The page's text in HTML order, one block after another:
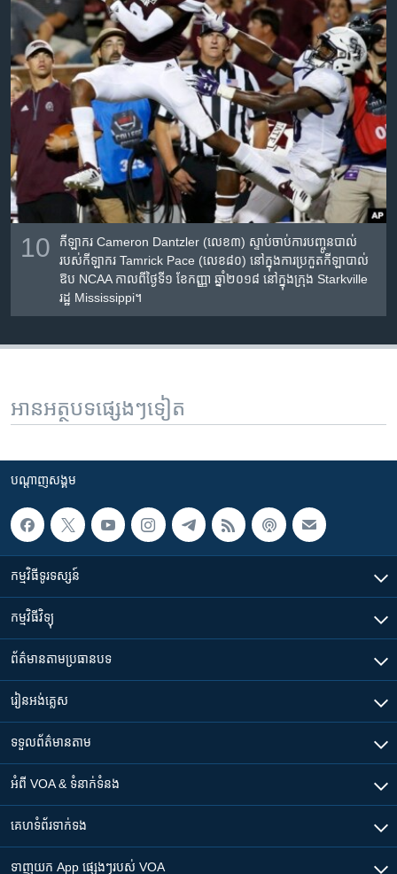
10
កីឡាករ Cameron Dantzler (លេខ៣) ស្ទាប់​ចាប់​ការ​បញ្ចូន​បាល់​
របស់​កីឡាករ Tamrick Pace (លេខ៨០) នៅ​ក្នុង​ការ​ប្រកួត​កីឡា​បាល់​
ឱប NCAA កាលពី​ថ្ងៃទី១ ខែកញ្ញា ឆ្នាំ២០១៨ នៅ​ក្នុង​ក្រុង Starkville
រដ្ឋ Mississippi។
អានអត្ថបទផ្សេងៗទៀត
បណ្តាញ​សង្គម
កម្មវិធី​ទូរទស្សន៍
កម្មវិធី​វិទ្យុ
ព័ត៌មាន​តាមប្រធានបទ​
រៀន​​អង់គ្លេស
ទទួល​ព័ត៌មាន​តាម
អំពី​ VOA & ទំនាក់ទំនង
គេហទំព័រ​​ទាក់ទង
ទាញយក​ App ផ្សេងៗ​របស់​ VOA